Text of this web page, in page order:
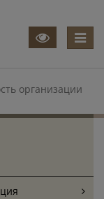
Меню
организации